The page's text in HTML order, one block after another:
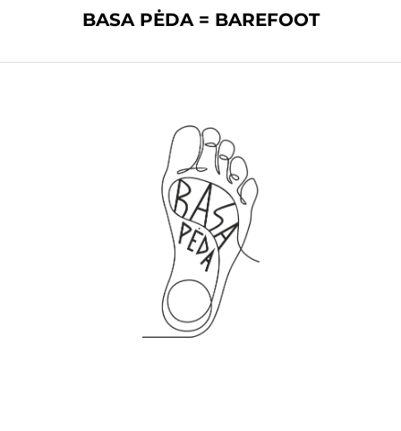
BASA PĖDA = BAREFOOT